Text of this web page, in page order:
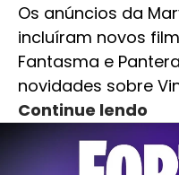
Os anúncios da
incluíram novos
Fantasma e
novidades sobre
Continue lendo